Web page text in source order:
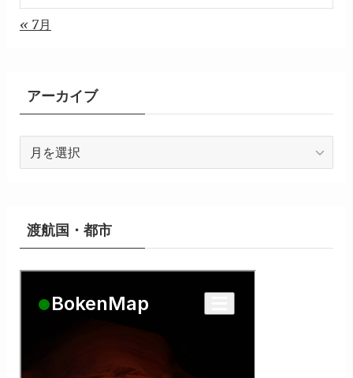
« 7月
アーカイブ
ー
ブ
渡航国・都市